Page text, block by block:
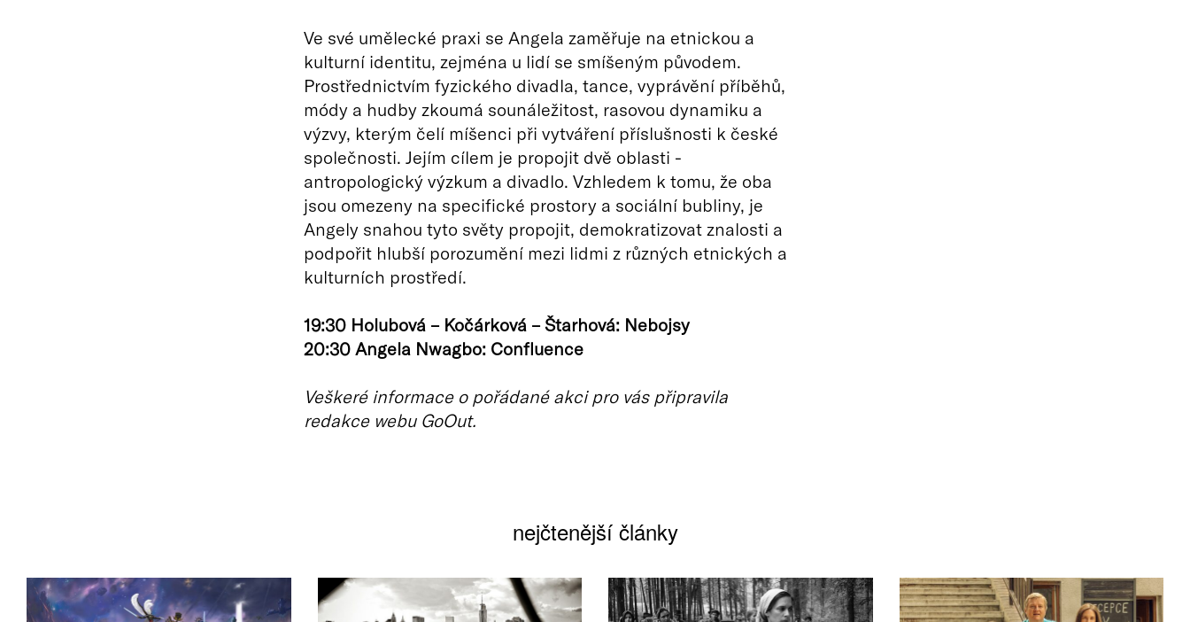
Ve své umělecké praxi se Angela zaměřuje na etnickou a
kulturní identitu, zejména u lidí se smíšeným původem.
Prostřednictvím fyzického divadla, tance, vyprávění příběhů,
módy a hudby zkoumá sounáležitost, rasovou dynamiku a
výzvy, kterým čelí míšenci při vytváření příslušnosti k české
společnosti. Jejím cílem je propojit dvě oblasti -
antropologický výzkum a divadlo. Vzhledem k tomu, že oba
jsou omezeny na specifické prostory a sociální bubliny, je
Angely snahou tyto světy propojit, demokratizovat znalosti a
podpořit hlubší porozumění mezi lidmi z různých etnických a
kulturních prostředí.
19:30 Holubová – Kočárková – Štarhová: Nebojsy
20:30 Angela Nwagbo: Confluence
Veškeré informace o pořádané akci pro vás připravila
redakce webu GoOut.
nejčtenější články